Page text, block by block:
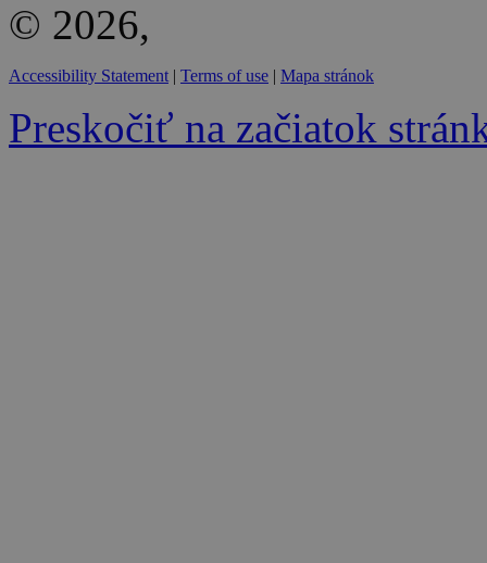
© 2026,
Accessibility Statement | Terms of use | Mapa stránok
Preskočiť na začiatok